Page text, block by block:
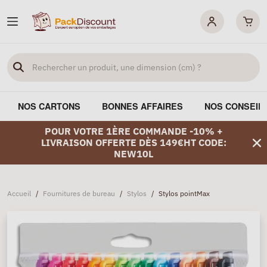
NOS CARTONS BONNES AFFAIRES NOS
POUR VOTRE 1ÈRE COMMANDE -10% +
LIVRAISON OFFERTE DÈS 149€HT CODE:
NEW10L
Accueil / Fournitures de bureau / Stylos / Stylos pointMax